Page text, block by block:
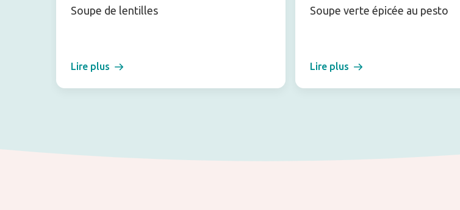
Soupe de lentilles
Lire plus
Soupe verte épicée au pesto
Lire plus